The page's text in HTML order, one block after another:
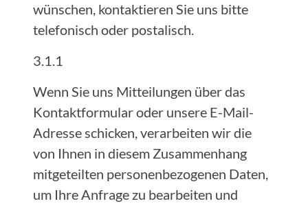
wünschen, kontaktieren Sie uns bitte
telefonisch oder postalisch.
3.1.1
Wenn Sie uns Mitteilungen über das
Kontaktformular oder unsere E-Mail-
Adresse schicken, verarbeiten wir die
von Ihnen in diesem Zusammenhang
mitgeteilten personenbezogenen Daten,
um Ihre Anfrage zu bearbeiten und